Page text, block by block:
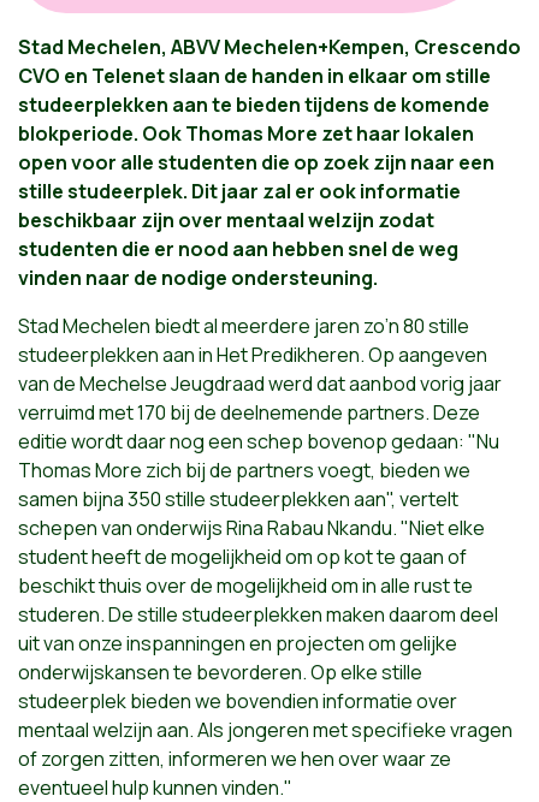
Stad Mechelen, ABVV Mechelen+Kempen, Crescendo
CVO en Telenet slaan de handen in elkaar om stille
studeerplekken aan te bieden tijdens de komende
blokperiode. Ook Thomas More zet haar lokalen
open voor alle studenten die op zoek zijn naar een
stille studeerplek. Dit jaar zal er ook informatie
beschikbaar zijn over mentaal welzijn zodat
studenten die er nood aan hebben snel de weg
vinden naar de nodige ondersteuning.
Stad Mechelen biedt al meerdere jaren zo’n 80 stille
studeerplekken aan in Het Predikheren. Op aangeven
van de Mechelse Jeugdraad werd dat aanbod vorig jaar
verruimd met 170 bij de deelnemende partners. Deze
editie wordt daar nog een schep bovenop gedaan: "Nu
Thomas More zich bij de partners voegt, bieden we
samen bijna 350 stille studeerplekken aan", vertelt
schepen van onderwijs Rina Rabau Nkandu. "Niet elke
student heeft de mogelijkheid om op kot te gaan of
beschikt thuis over de mogelijkheid om in alle rust te
studeren. De stille studeerplekken maken daarom deel
uit van onze inspanningen en projecten om gelijke
onderwijskansen te bevorderen. Op elke stille
studeerplek bieden we bovendien informatie over
mentaal welzijn aan. Als jongeren met specifieke vragen
of zorgen zitten, informeren we hen over waar ze
eventueel hulp kunnen vinden."